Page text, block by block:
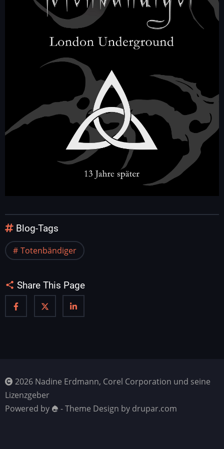
Blog-Tags
Totenbändiger
Share This Page
2026 Nadine Erdmann, Corel Corporation und seine
Lizenzgeber
Powered by
- Theme Design by drupar.com